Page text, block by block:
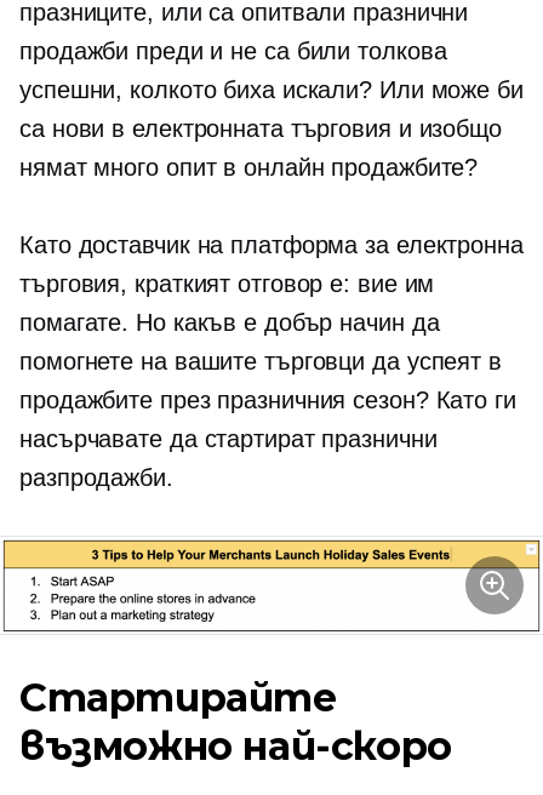
празниците, или са опитвали празнични
продажби преди и не са били толкова
успешни, колкото биха искали? Или може би
са нови в електронната търговия и изобщо
нямат много опит в онлайн продажбите?
Като доставчик на платформа за електронна
търговия, краткият отговор е: вие им
помагате. Но какъв е добър начин да
помогнете на вашите търговци да успеят в
продажбите през празничния сезон? Като ги
насърчавате да стартират празнични
разпродажби.
Стартирайте
възможно най-скоро